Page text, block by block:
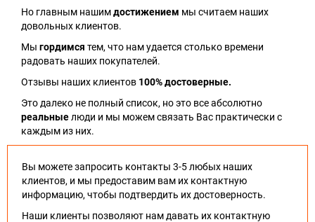
Но главным нашимдостижением мы считаем наших
довольных клиентов.
Мы гордимся тем, что нам удается столько времени
радовать наших покупателей.
Отзывы наших клиентов 100% достоверные.
Это далеко не полный список, но это все абсолютно
реальныелюди и мы можем связать Вас практически с
каждым из них.
Вы можете запросить контакты 3-5 любых наших
клиентов, и мы предоставим вам их контактную
информацию, чтобы подтвердить их достоверность.
Наши клиенты позволяют нам давать их контактную